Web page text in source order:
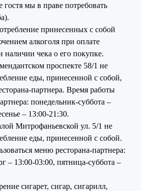
мы в праве потребовать
принесенных с собой
алкоголя при оплате
наличии чека о его покупке.
проспекте 58/1 не
еды, принесенной с собой,
партнера. Время работы
понедельник-суббота –
– 13:00-21:30.
Митрофаньевской ул. 5/1 не
еды, принесенной с собой.
меню ресторана-партнера:
– 13:00-03:00, пятница-суббота –
сигарет, сигар, сигарилл,